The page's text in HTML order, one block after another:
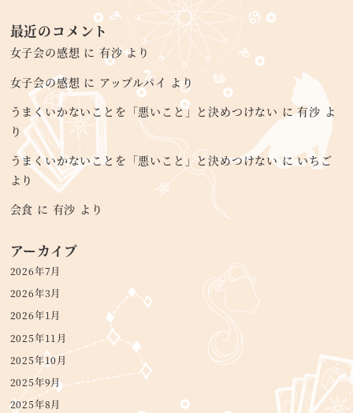
最近のコメント
女子会の感想 に 有沙より
女子会の感想 に アップルパイ より
うまくいかないことを「悪いこと」と決めつけない に有沙 よ
り
うまくいかないことを「悪いこと」と決めつけない にいちご
より
会食 に 有沙 より
アーカイブ
2026年7月
2026年3月
2026年1月
2025年11月
2025年10月
2025年9月
2025年8月